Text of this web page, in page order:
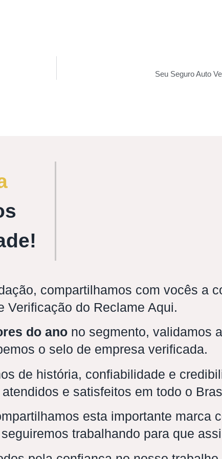
Seu Seguro Auto
compartilhamos com vocês a
Verificação do Reclame Aqui.
do ano no segmento, validamos
o selo de empresa verificada.
de história, confiabilidade e
e satisfeitos em todo o
esta importante marca
trabalhando para que